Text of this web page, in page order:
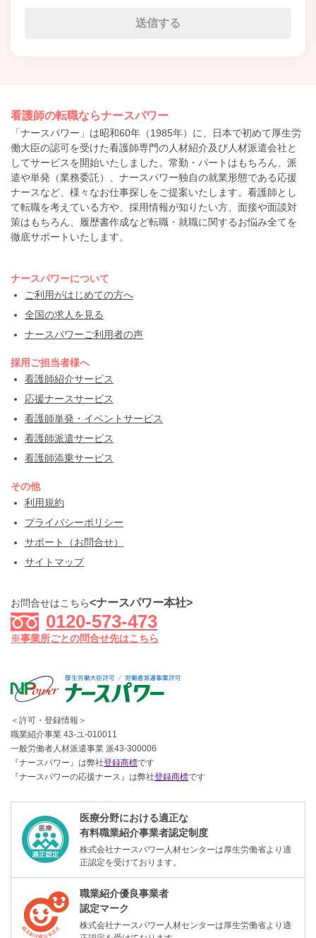
看護師の転職ならナースパワー
「ナースパワー」は昭和60年（1985年）に、日本で初めて厚生労
働大臣の認可を受けた看護師専門の人材紹介及び人材派遣会社と
してサービスを開始いたしました。常勤・パートはもちろん、派
遣や単発（業務委託）、ナースパワー独自の就業形態である応援
ナースなど、様々なお仕事探しをご提案いたします。看護師とし
て転職を考えている方や、採用情報が知りたい方、面接や面談対
策はもちろん、履歴書作成など転職・就職に関するお悩み全てを
徹底サポートいたします。
ナースパワーについて
ご利用がはじめての方へ
全国の求人を見る
ナースパワーご利用者の声
採用ご担当者様へ
看護師紹介サービス
応援ナースサービス
看護師単発・イベントサービス
看護師派遣サービス
看護師添乗サービス
その他
利用規約
プライバシーポリシー
サポート（お問合せ）
サイトマップ
お問合せはこちら<ナースパワー本社>
0120-573-473
※事業所ごとの問合せ先はこちら
＜許可・登録情報＞
職業紹介事業 43-ユ-010011
一般労働者人材派遣事業 派43-300006
『ナースパワー』は弊社登録商標です
『ナースパワーの応援ナース』は弊社登録商標です
医療分野における適正な
有料職業紹介事業者認定制度
株式会社ナースパワー人材センターは厚生労働省より適
正認定を受けております。
職業紹介優良事業者
認定マーク
株式会社ナースパワー人材センターは厚生労働省より適